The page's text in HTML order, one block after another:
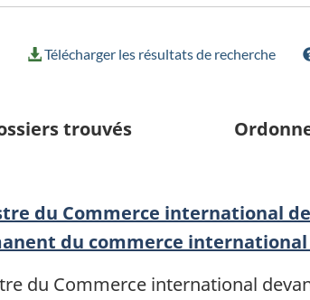
Télécharger les résultats de recherche
trouvés
du Commerce international
du commerce
du Commerce international